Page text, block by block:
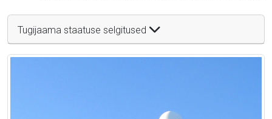
Tugijaama staatuse selgitused